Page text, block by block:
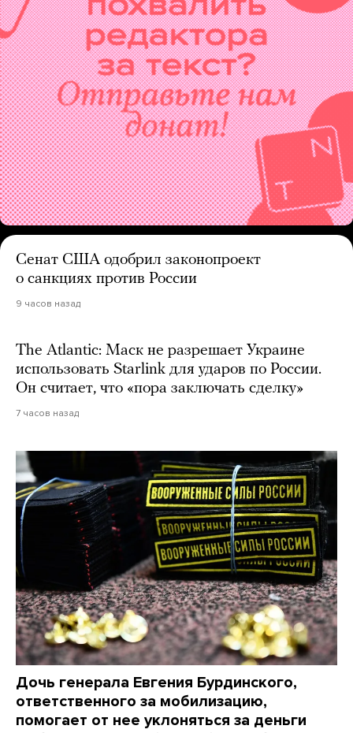
Сенат США одобрил законопроект
о санкциях против России
9 часов назад
The Atlantic: Маск не разрешает Украине
использовать Starlink для ударов по России.
Он считает, что «пора заключать сделку»
7 часов назад
Дочь генерала Евгения Бурдинского,
ответственного за мобилизацию,
помогает от нее уклоняться за деньги